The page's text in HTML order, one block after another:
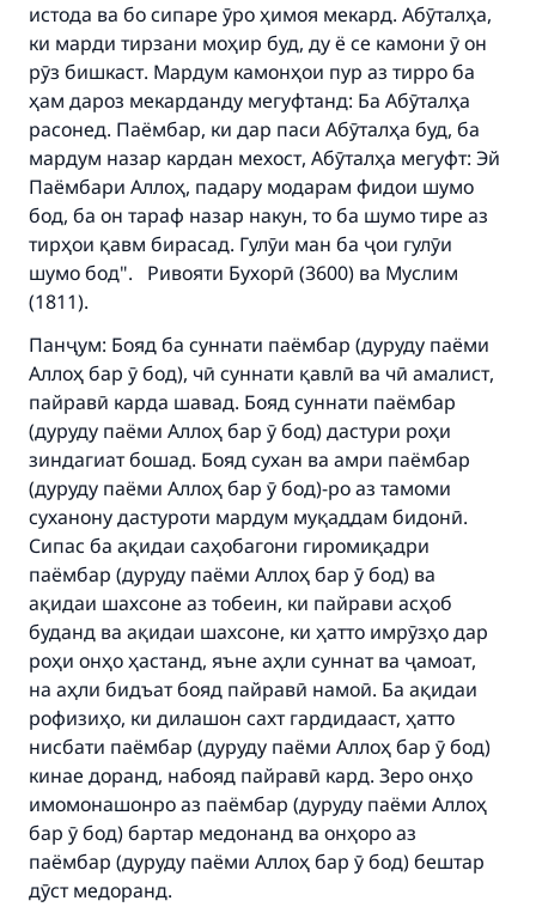
истода ва бо сипаре ӯро ҳимоя мекард. Абӯталҳа,
ки марди тирзани моҳир буд, ду ё се камони ӯ он
рӯз бишкаст. Мардум камонҳои пур аз тирро ба
ҳам дароз мекарданду мегуфтанд: Ба Абӯталҳа
расонед. Паёмбар, ки дар паси Абӯталҳа буд, ба
мардум назар кардан мехост, Абӯталҳа мегуфт: Эй
Паёмбари Аллоҳ, падару модарам фидои шумо
бод, ба он тараф назар накун, то ба шумо тире аз
тирҳои қавм бирасад. Гулӯи ман ба ҷои гулӯи
шумо бод". Ривояти Бухорӣ (3600) ва Муслим
(1811).
Панҷум: Бояд ба суннати паёмбар (дуруду паёми
Аллоҳ бар ӯ бод), чӣ суннати қавлӣ ва чӣ амалист,
пайравӣ карда шавад. Бояд суннати паёмбар
(дуруду паёми Аллоҳ бар ӯ бод) дастури роҳи
зиндагиат бошад. Бояд сухан ва амри паёмбар
(дуруду паёми Аллоҳ бар ӯ бод)-ро аз тамоми
суханону дастуроти мардум муқаддам бидонӣ.
Сипас ба ақидаи саҳобагони гиромиқадри
паёмбар (дуруду паёми Аллоҳ бар ӯ бод) ва
ақидаи шахсоне аз тобеин, ки пайрави асҳоб
буданд ва ақидаи шахсоне, ки ҳатто имрӯзҳо дар
роҳи онҳо ҳастанд, яъне аҳли суннат ва ҷамоат,
на аҳли бидъат бояд пайравӣ намоӣ. Ба ақидаи
рофизиҳо, ки дилашон сахт гардидааст, ҳатто
нисбати паёмбар (дуруду паёми Аллоҳ бар ӯ бод)
кинае доранд, набояд пайравӣ кард. Зеро онҳо
имомонашонро аз паёмбар (дуруду паёми Аллоҳ
бар ӯ бод) бартар медонанд ва онҳоро аз
паёмбар (дуруду паёми Аллоҳ бар ӯ бод) бештар
дӯст медоранд.